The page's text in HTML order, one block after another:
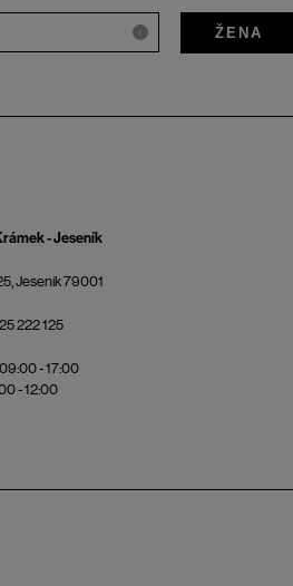
i ŽENA
- Jeseník
Jeseník 79001
222 125
- 17:00
- 12:00